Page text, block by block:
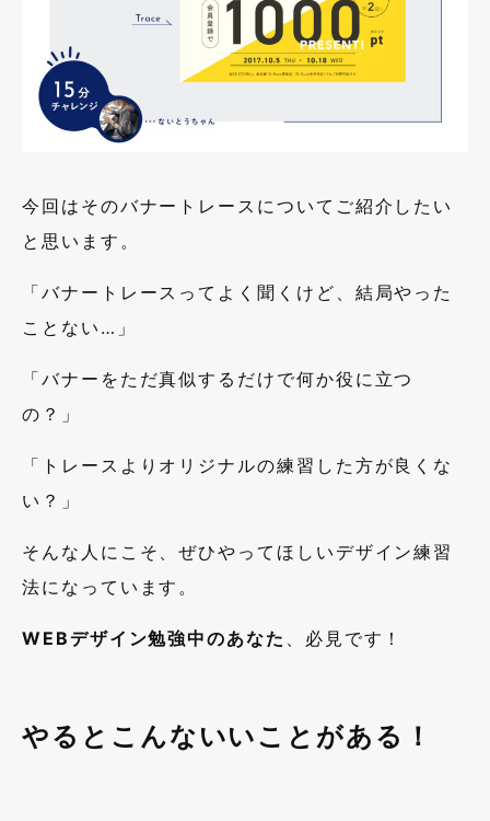
今回はそのバナートレースについてご紹介したい
と思います。
「バナートレースってよく聞くけど、結局やった
ことない…」
「バナーをただ真似するだけで何か役に立つ
の？」
「トレースよりオリジナルの練習した方が良くな
い？」
そんな人にこそ、ぜひやってほしいデザイン練習
法になっています。
WEBデザイン勉強中のあなた 、必見です！
やるとこんないいことがある！